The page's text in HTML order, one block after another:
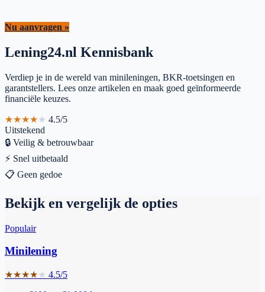
Nu aanvragen »
Lening24.nl Kennisbank
Verdiep je in de wereld van minileningen, BKR-toetsingen en
garantstellers. Lees onze artikelen en maak goed geïnformeerde
financiële keuzes.
★★★★★ 4.5/5
Uitstekend
🔒 Veilig & betrouwbaar
⚡ Snel uitbetaald
📋 Geen gedoe
Bekijk en vergelijk de opties
Populair
Minilening
★★★★★ 4.5/5